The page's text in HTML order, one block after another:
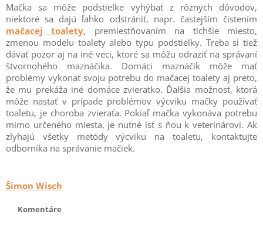
Mačka sa môže podstielke vyhýbať z rôznych dôvodov,
niektoré sa dajú ľahko odstrániť, napr. častejším čistením
mačacej toalety, premiestňovaním na tichšie miesto,
zmenou modelu toalety alebo typu podstielky. Treba si tiež
dávať pozor aj na iné veci, ktoré sa môžu odraziť na správaní
štvornohého maznáčika. Domáci maznáčik môže mať
problémy vykonať svoju potrebu do mačacej toalety aj preto,
že mu prekáža iné domáce zvieratko. Ďalšia možnosť, ktorá
môže nastať v prípade problémov výcviku mačky používať
toaletu, je choroba zvieraťa. Pokiaľ mačka vykonáva potrebu
mimo určeného miesta, je nutné ísť s ňou k veterinárovi. Ak
zlyhajú všetky metódy výcviku na toaletu, kontaktujte
odborníka na správanie mačiek.
Šimon Wisch
Komentáre